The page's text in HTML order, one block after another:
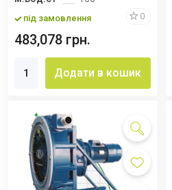
під замовлення 0
483,078 грн.
Додати в кошик